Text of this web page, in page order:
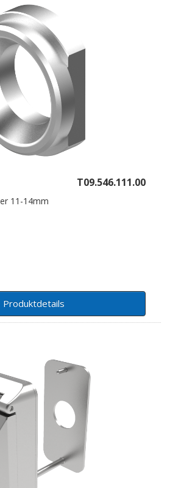
T09.546.111.00
11-14mm
Produktdetails